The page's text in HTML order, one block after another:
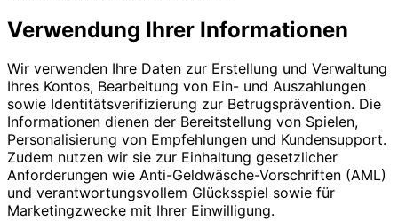
Verwendung Ihrer Informationen
Wir verwenden Ihre Daten zur Erstellung und Verwaltung
Ihres Kontos, Bearbeitung von Ein- und Auszahlungen
sowie Identitätsverifizierung zur Betrugsprävention. Die
Informationen dienen der Bereitstellung von Spielen,
Personalisierung von Empfehlungen und Kundensupport.
Zudem nutzen wir sie zur Einhaltung gesetzlicher
Anforderungen wie Anti-Geldwäsche-Vorschriften (AML)
und verantwortungsvollem Glücksspiel sowie für
Marketingzwecke mit Ihrer Einwilligung.